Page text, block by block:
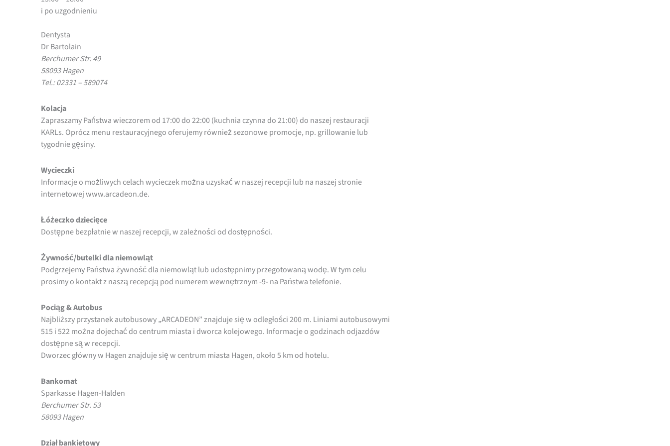
i po uzgodnieniu
Dentysta
Dr Bartolain
Berchumer Str. 49
58093 Hagen
Tel.: 02331 – 589074
Kolacja
Zapraszamy Państwa wieczorem od 17:00 do 22:00 (kuchnia czynna do 21:00) do naszej restauracji
KARLs. Oprócz menu restauracyjnego oferujemy również sezonowe promocje, np. grillowanie lub
tygodnie gęsiny.
Wycieczki
Informacje o możliwych celach wycieczek można uzyskać w naszej recepcji lub na naszej stronie
internetowej www.arcadeon.de.
Łóżeczko dziecięce
Dostępne bezpłatnie w naszej recepcji, w zależności od dostępności.
Żywność/butelki dla niemowląt
Podgrzejemy Państwa żywność dla niemowląt lub udostępnimy przegotowaną wodę. W tym celu
prosimy o kontakt z naszą recepcją pod numerem wewnętrznym -9- na Państwa telefonie.
Pociąg & Autobus
Najbliższy przystanek autobusowy „ARCADEON” znajduje się w odległości 200 m. Liniami autobusowymi
515 i 522 można dojechać do centrum miasta i dworca kolejowego. Informacje o godzinach odjazdów
dostępne są w recepcji.
Dworzec główny w Hagen znajduje się w centrum miasta Hagen, około 5 km od hotelu.
Bankomat
Sparkasse Hagen-Halden
Berchumer Str. 53
58093 Hagen
Dział bankietowy